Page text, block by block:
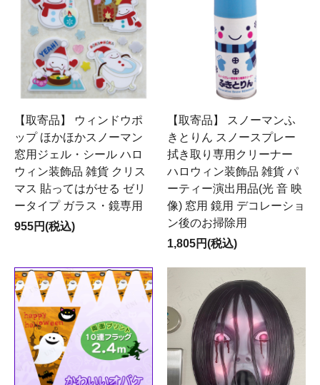
【取寄品】 ウィンドウポ
ップ ほかほかスノーマン
窓用ジェル・シール ハロ
ウィン装飾品 雑貨 クリス
マス 貼ってはがせる ゼリ
ータイプ ガラス・鏡専用
955円(税込)
【取寄品】 スノーマンふ
きとりん スノースプレー
拭き取り専用クリーナー
ハロウィン装飾品 雑貨 パ
ーティー演出用品(光 音 映
像) 窓用 鏡用 デコレーショ
ン後のお掃除用
1,805円(税込)